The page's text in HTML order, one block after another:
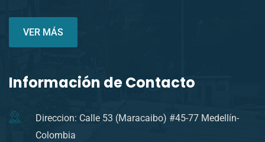
VER MÁS
Información de Contacto
Direccion: Calle 53 (Maracaibo) #45-77 Medellín-
Colombia